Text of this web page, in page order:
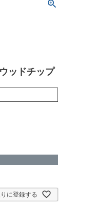
ッドチップ
に登録する